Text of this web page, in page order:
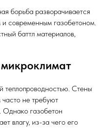
борьба разворачивается
современным газобетоном.
баттл материалов,
микроклимат
теплопроводностью. Стены
не требуют
Однако газобетон
влагу, из-за чего его